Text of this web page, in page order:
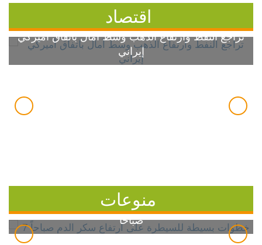
اقتصاد
تراجع النفط وارتفاع الذهب وسط آمال باتفاق أميركي
إيراني
منوعات
7 خطوات بسيطة للسيطرة على ارتفاع سكر الدم
صباحاً